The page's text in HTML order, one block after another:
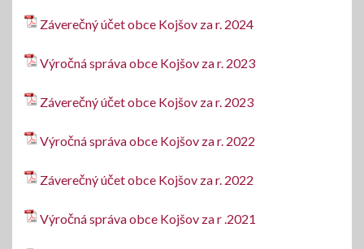
Záverečný účet obce Kojšov za r. 2024
Výročná správa obce Kojšov za r. 2023
Záverečný účet obce Kojšov za r. 2023
Výročná správa obce Kojšov za r. 2022
Záverečný účet obce Kojšov za r. 2022
Výročná správa obce Kojšov za r .2021